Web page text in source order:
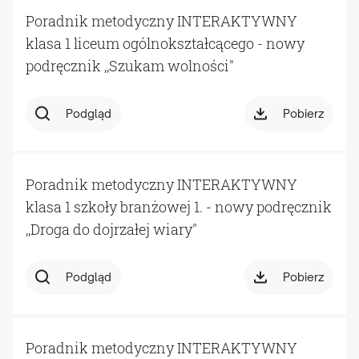
Poradnik metodyczny INTERAKTYWNY
klasa 1 liceum ogólnokształcącego - nowy
podręcznik ,,Szukam wolności"
Podgląd Pobierz
Poradnik metodyczny INTERAKTYWNY
klasa 1 szkoły branżowej 1. - nowy podręcznik
,,Droga do dojrzałej wiary"
Podgląd Pobierz
Poradnik metodyczny INTERAKTYWNY